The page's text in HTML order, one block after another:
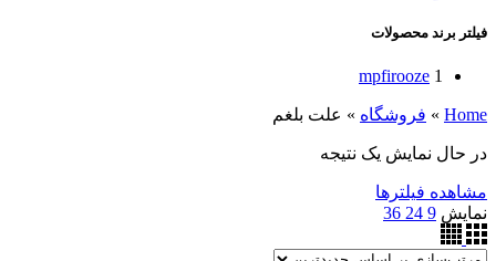
فیلتر برند محصولات
mpfirooze 1
Home
» فروشگاه » علت بلغم
در حال نمایش یک نتیجه
مشاهده فیلترها
نمایش 9
24
36